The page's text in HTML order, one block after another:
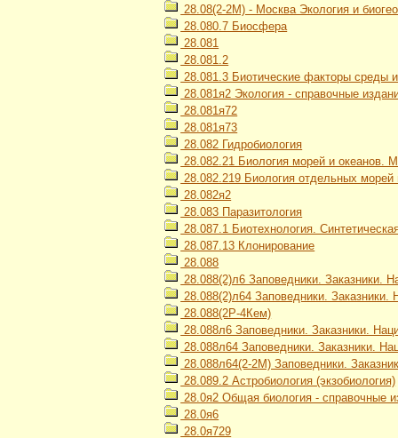
28.08(2-2М) - Москва Экология и
28.080.7 Биосфера
28.081
28.081.2
28.081.3 Биотические факторы среды
28.081я2 Экология - справочные
28.081я72
28.081я73
28.082 Гидробиология
28.082.21 Биология морей и океанов.
28.082.219 Биология отдельных морей
28.082я2
28.083 Паразитология
28.087.1 Биотехнология.
28.087.13 Клонирование
28.088
28.088(2)л6 Заповедники. Заказники.
28.088(2)л64 Заповедники. Заказники.
28.088(2Р-4Кем)
28.088л6 Заповедники. Заказники.
28.088л64 Заповедники. Заказники.
28.088л64(2-2М) Заповедники.
28.089.2 Астробиология (экзобиология)
28.0я2 Общая биология - справочные
28.0я6
28.0я729